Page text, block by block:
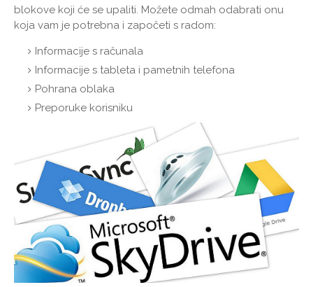
blokove koji će se upaliti. Možete odmah odabrati onu
koja vam je potrebna i započeti s radom:
Informacije s računala
Informacije s tableta i pametnih telefona
Pohrana oblaka
Preporuke korisniku